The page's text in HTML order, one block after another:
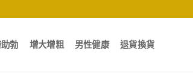
勃 增大增粗 男性健康 退貨換貨